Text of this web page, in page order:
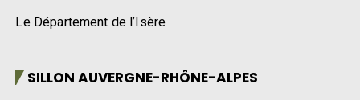
Le Département de l’Isère
SILLON AUVERGNE-RHÔNE-ALPES